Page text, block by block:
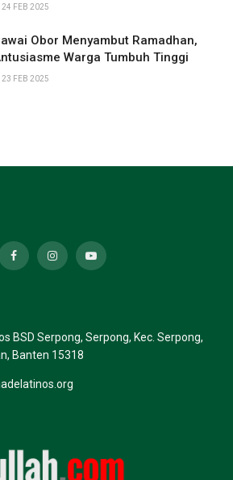
24 FEB 2025
Obor Menyambut Ramadhan,
Warga Tumbuh Tinggi
23 FEB 2025
BSD Serpong, Serpong, Kec. Serpong,
Banten 15318